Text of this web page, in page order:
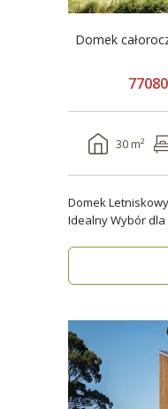
Domek
30 m²
Domek Letniskowy
Idealny Wybór dla